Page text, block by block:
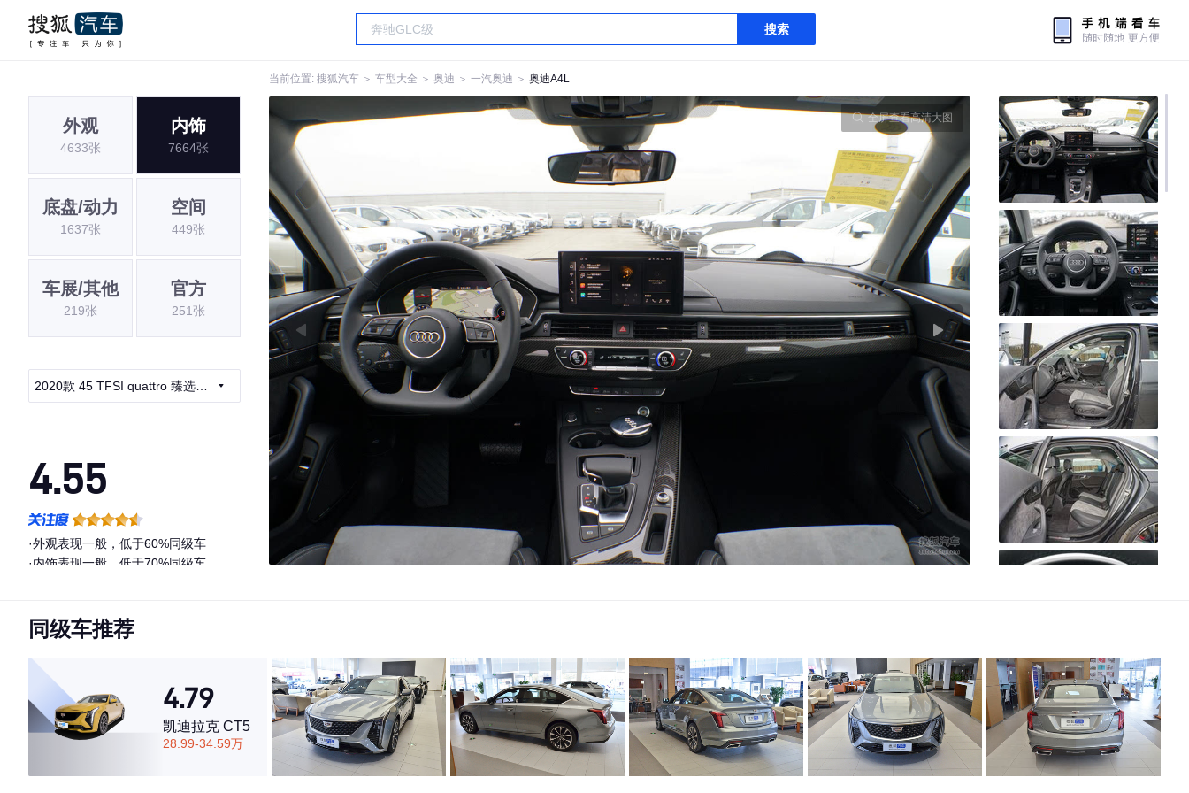
搜索
当前位置: 搜狐汽车 ＞ 车型大全 ＞ 奥迪 ＞ 一汽奥迪 ＞ 奥迪A4L
外观
4633张
内饰
7664张
底盘/动力
1637张
空间
449张
车展/其他
219张
官方
251张
2020款 45 TFSI quattro 臻选动
4.55
·外观表现一般，低于60%同级车
·内饰表现一般，低于70%同级车
全屏查看高清大图
同级车推荐
4.79
凯迪拉克 CT5
28.99-34.59万